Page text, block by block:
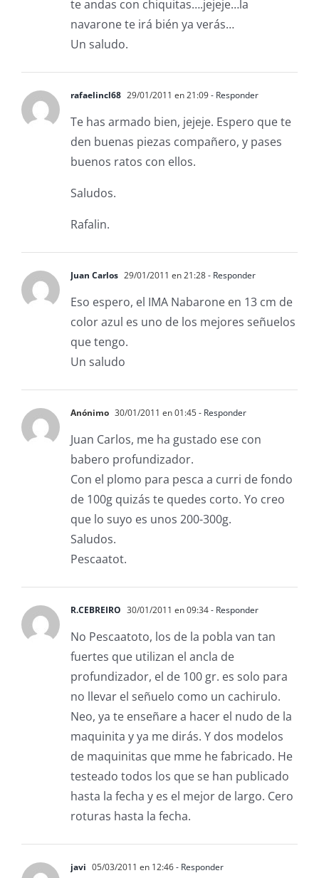
te andas con chiquitas….jejeje…la
navarone te irá bién ya verás…
Un saludo.
rafaelincl68 29/01/2011 en 21:09- Responder
Te has armado bien, jejeje. Espero que te
den buenas piezas compañero, y pases
buenos ratos con ellos.
Saludos.
Rafalin.
Juan Carlos 29/01/2011 en 21:28- Responder
Eso espero, el IMA Nabarone en 13 cm de
color azul es uno de los mejores señuelos
que tengo.
Un saludo
Anónimo 30/01/2011 en 01:45- Responder
Juan Carlos, me ha gustado ese con
babero profundizador.
Con el plomo para pesca a curri de fondo
de 100g quizás te quedes corto. Yo creo
que lo suyo es unos 200-300g.
Saludos.
Pescaatot.
R.CEBREIRO 30/01/2011 en 09:34- Responder
No Pescaatoto, los de la pobla van tan
fuertes que utilizan el ancla de
profundizador, el de 100 gr. es solo para
no llevar el señuelo como un cachirulo.
Neo, ya te enseñare a hacer el nudo de la
maquinita y ya me dirás. Y dos modelos
de maquinitas que mme he fabricado. He
testeado todos los que se han publicado
hasta la fecha y es el mejor de largo. Cero
roturas hasta la fecha.
javi 05/03/2011 en 12:46- Responder